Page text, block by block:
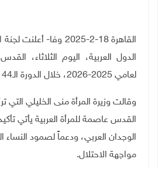
القاهرة 18-2-2025 وفا-
الدول العربية، اليوم الثلاثاء،
لعامي 2025-2026، خلال الدورة الـ44 للجنة.
وقالت وزيرة المرأة منى الخليلي التي
القدس عاصمة للمرأة العربية يأتي
الوجدان العربي، ودعماً لصمود
مواجهة الاحتلال.